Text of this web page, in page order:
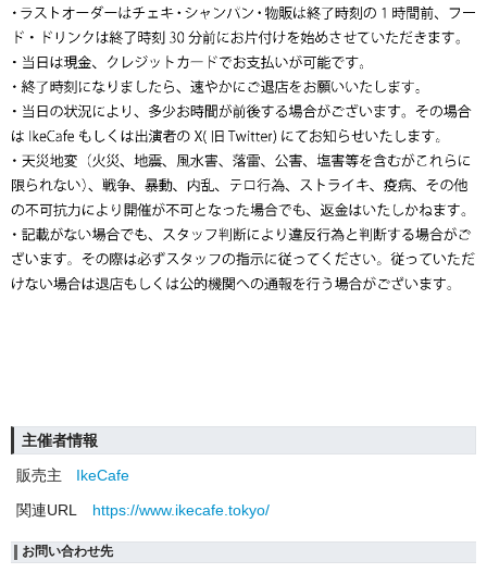
主催者情報
販売主
IkeCafe
関連URL
https://www.ikecafe.tokyo/
お問い合わせ先